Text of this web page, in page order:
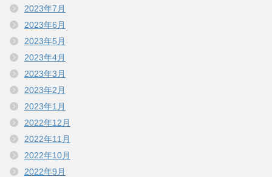
2023年7月
2023年6月
2023年5月
2023年4月
2023年3月
2023年2月
2023年1月
2022年12月
2022年11月
2022年10月
2022年9月